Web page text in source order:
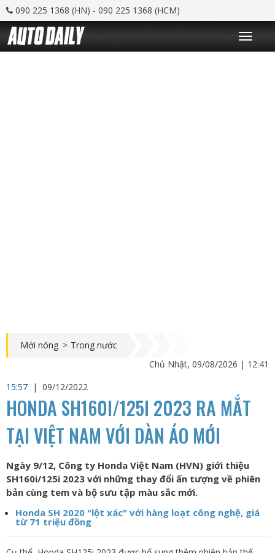
090 225 1368 (HN) - 090 225 1368 (HCM)
T
o
g
Mới nóng > Trong nước
Chủ Nhật, 09/08/2026 | 12:41
15:57 | 09/12/2022
HONDA SH160I/125I 2023 RA MẮT
TẠI VIỆT NAM VỚI DÀN ÁO MỚI
Ngày 9/12, Công ty Honda Việt Nam (HVN) giới thiệu
SH160i/125i 2023 với những thay đổi ấn tượng về phiên
bản cùng tem và bộ sưu tập màu sắc mới.
Honda SH 2020 "lột xác" với hàng loạt công nghệ, giá
từ 71 triệu đồng